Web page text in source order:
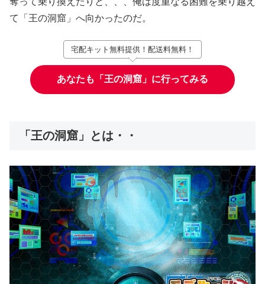
て「王の洞窟」へ向かったのだ。
宅配キット無料提供！配送料無料！
あなたも「王の洞窟」に行ってみる
「王の洞窟」とは・・